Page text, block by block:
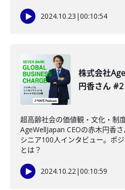
2024.10.23 |00:10:54
株式会社
円香さん #2
超高齢社会の価値観・文化・制
AgeWellJapan CEOの赤木円香
シニア100人インタビュー。ポ
とは？
2024.10.22|00:10:59